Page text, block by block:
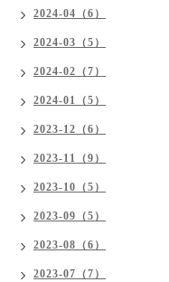
2024-04（6）
2024-03（5）
2024-02（7）
2024-01（5）
2023-12（6）
2023-11（9）
2023-10（5）
2023-09（5）
2023-08（6）
2023-07（7）